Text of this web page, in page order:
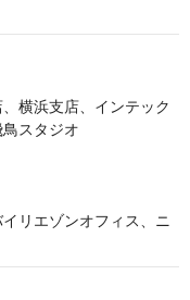
横浜支店、インテック
スタジオ
リエゾンオフィス、ニ